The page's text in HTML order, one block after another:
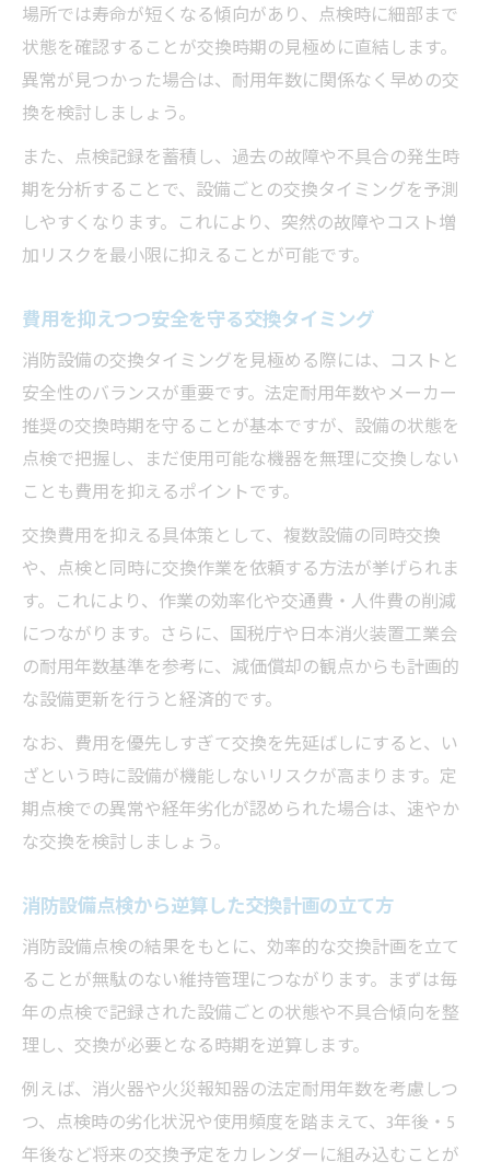
場所では寿命が短くなる傾向があり、点検時に細部まで
状態を確認することが交換時期の見極めに直結します。
異常が見つかった場合は、耐用年数に関係なく早めの交
換を検討しましょう。
また、点検記録を蓄積し、過去の故障や不具合の発生時
期を分析することで、設備ごとの交換タイミングを予測
しやすくなります。これにより、突然の故障やコスト増
加リスクを最小限に抑えることが可能です。
費用を抑えつつ安全を守る交換タイミング
消防設備の交換タイミングを見極める際には、コストと
安全性のバランスが重要です。法定耐用年数やメーカー
推奨の交換時期を守ることが基本ですが、設備の状態を
点検で把握し、まだ使用可能な機器を無理に交換しない
ことも費用を抑えるポイントです。
交換費用を抑える具体策として、複数設備の同時交換
や、点検と同時に交換作業を依頼する方法が挙げられま
す。これにより、作業の効率化や交通費・人件費の削減
につながります。さらに、国税庁や日本消火装置工業会
の耐用年数基準を参考に、減価償却の観点からも計画的
な設備更新を行うと経済的です。
なお、費用を優先しすぎて交換を先延ばしにすると、い
ざという時に設備が機能しないリスクが高まります。定
期点検での異常や経年劣化が認められた場合は、速やか
な交換を検討しましょう。
消防設備点検から逆算した交換計画の立て方
消防設備点検の結果をもとに、効率的な交換計画を立て
ることが無駄のない維持管理につながります。まずは毎
年の点検で記録された設備ごとの状態や不具合傾向を整
理し、交換が必要となる時期を逆算します。
例えば、消火器や火災報知器の法定耐用年数を考慮しつ
つ、点検時の劣化状況や使用頻度を踏まえて、3年後・5
年後など将来の交換予定をカレンダーに組み込むことが